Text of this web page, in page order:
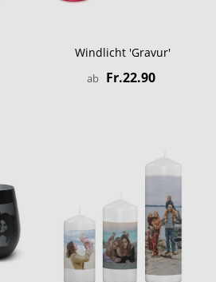
Windlicht 'Gravur'
ab Fr.22.90